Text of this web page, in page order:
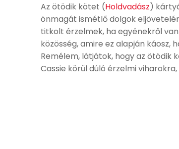
Az ötödik kötet (Holdvadász)
önmagát ismétlő dolgok
titkolt érzelmek, ha egyénekről
közösség, amire ez alapján káosz,
Remélem, látjátok, hogy az ötödik
Cassie körül dúló érzelmi